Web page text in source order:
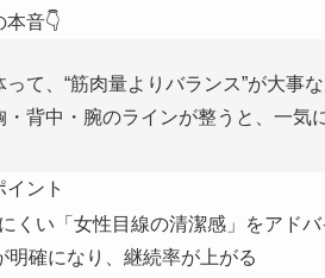
音👇
って、“筋肉量よりバランス”が大事な
・背中・腕のラインが整うと、一気
ント
くい「女性目線の清潔感」をアドバ
明確になり、継続率が上がる